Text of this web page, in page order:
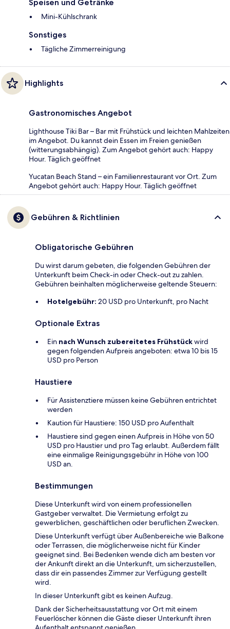
Speisen und Getränke
Mini-Kühlschrank
Sonstiges
Tägliche Zimmerreinigung
Highlights
Gastronomisches Angebot
Lighthouse Tiki Bar – Bar mit Frühstück und leichten Mahlzeiten
im Angebot. Du kannst dein Essen im Freien genießen
(witterungsabhängig). Zum Angebot gehört auch: Happy
Hour. Täglich geöffnet
Yucatan Beach Stand – ein Familienrestaurant vor Ort. Zum
Angebot gehört auch: Happy Hour. Täglich geöffnet
Gebühren & Richtlinien
Obligatorische Gebühren
Du wirst darum gebeten, die folgenden Gebühren der
Unterkunft beim Check-in oder Check-out zu zahlen.
Gebühren beinhalten möglicherweise geltende Steuern:
Hotelgebühr: 20 USD pro Unterkunft, pro Nacht
Optionale Extras
Ein nach Wunsch zubereitetes Frühstückwird
gegen folgenden Aufpreis angeboten: etwa 10 bis 15
USD pro Person
Haustiere
Für Assistenztiere müssen keine Gebühren entrichtet
werden
Kaution für Haustiere: 150 USD pro Aufenthalt
Haustiere sind gegen einen Aufpreis in Höhe von 50
USD pro Haustier und pro Tag erlaubt. Außerdem fällt
eine einmalige Reinigungsgebühr in Höhe von 100
USD an.
Bestimmungen
Diese Unterkunft wird von einem professionellen
Gastgeber verwaltet. Die Vermietung erfolgt zu
gewerblichen, geschäftlichen oder beruflichen Zwecken.
Diese Unterkunft verfügt über Außenbereiche wie Balkone
oder Terrassen, die möglicherweise nicht für Kinder
geeignet sind. Bei Bedenken wende dich am besten vor
der Ankunft direkt an die Unterkunft, um sicherzustellen,
dass dir ein passendes Zimmer zur Verfügung gestellt
wird.
In dieser Unterkunft gibt es keinen Aufzug.
Dank der Sicherheitsausstattung vor Ort mit einem
Feuerlöscher können die Gäste dieser Unterkunft ihren